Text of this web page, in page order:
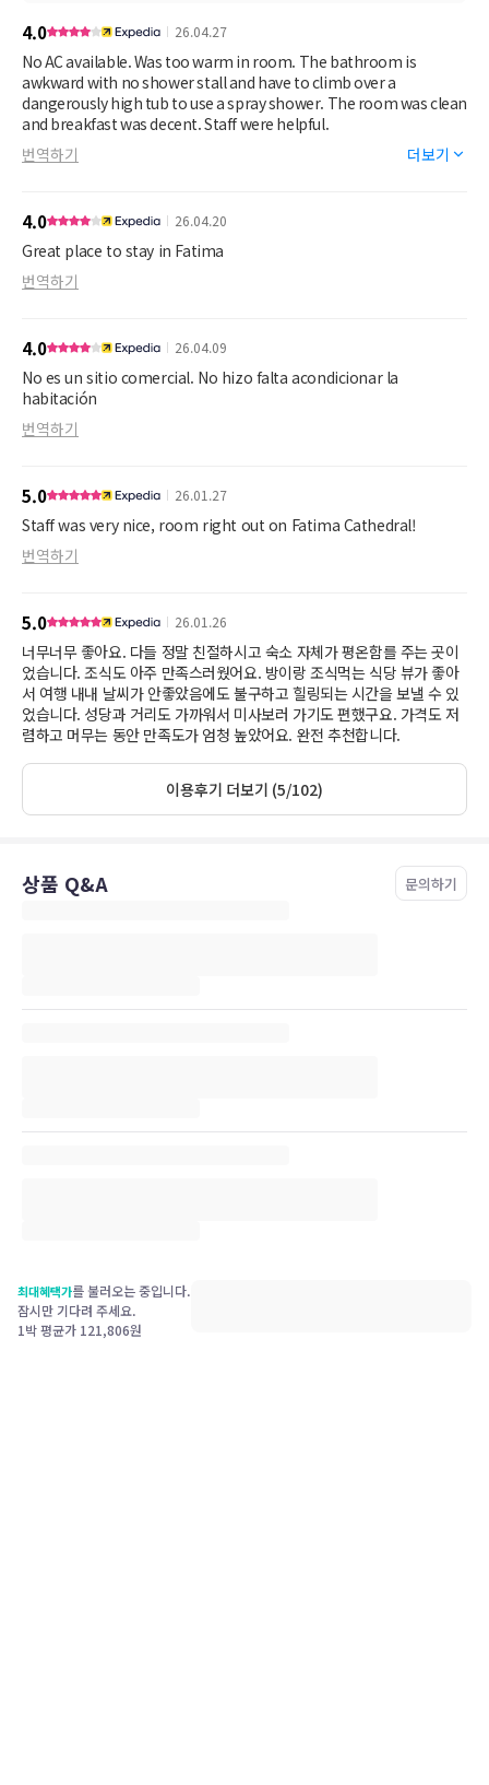
4.0 26.04.27
No AC available. Was too warm in room. The bathroom is
awkward with no shower stall and have to climb over a
dangerously high tub to use a spray shower. The room was clean
and breakfast was decent. Staff were helpful.
번역하기
더보기
4.0 26.04.20
Great place to stay in Fatima
번역하기
4.0 26.04.09
No es un sitio comercial. No hizo falta acondicionar la
habitación
번역하기
5.0 26.01.27
Staff was very nice, room right out on Fatima Cathedral!
번역하기
5.0 26.01.26
너무너무 좋아요. 다들 정말 친절하시고 숙소 자체가 평온함를 주는 곳이
었습니다. 조식도 아주 만족스러웠어요. 방이랑 조식먹는 식당 뷰가 좋아
서 여행 내내 날씨가 안좋았음에도 불구하고 힐링되는 시간을 보낼 수 있
었습니다. 성당과 거리도 가까워서 미사보러 가기도 편했구요. 가격도 저
렴하고 머무는 동안 만족도가 엄청 높았어요. 완전 추천합니다.
이용후기 더보기 (5/102)
상품 Q&A 문의하기
최대혜택가를 불러오는 중입니다.
잠시만 기다려 주세요.
1박 평균가 121,806원